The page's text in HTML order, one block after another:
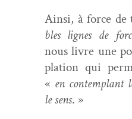
Ain­si, à force de
bles lignes de
nous livre une
pla­tion qui
« en con­tem­plant
le sens. »